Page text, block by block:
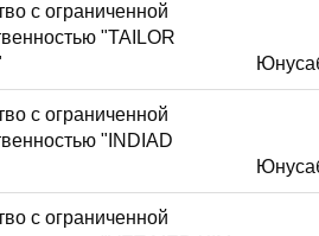
с ограниченной
"TAILOR
с ограниченной
"INDIAD
с ограниченной